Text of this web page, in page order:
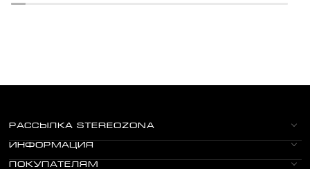
РАССЫЛКА STEREOZONA
ИНФОРМАЦИЯ
ПОКУПАТЕЛЯМ